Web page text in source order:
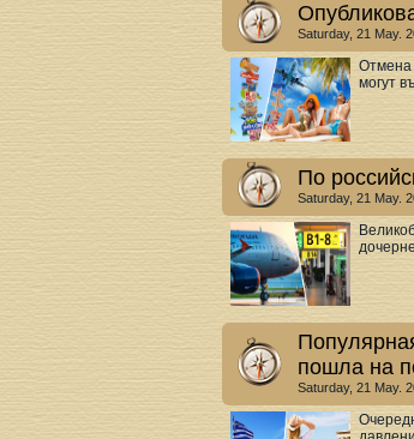
Saturday, 21 May.
Отмена
могут
По
Saturday, 21 May.
пошла на
Saturday, 21 May.